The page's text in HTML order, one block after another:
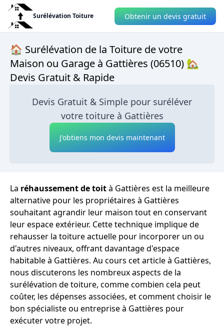
Surélévation Toiture Obtenir un devis gratuit
🏠 Surélévation de la Toiture de votre
Maison ou Garage à Gattières (06510) 🏡
Devis Gratuit & Rapide
Devis Gratuit & Simple pour suréléver
votre toiture à Gattières
J'obtiens mon devis maintenant
La réhaussement de toità Gattières est la meilleure
alternative pour les propriétaires à Gattières
souhaitant agrandir leur maison tout en conservant
leur espace extérieur. Cette technique implique de
rehausser la toiture actuelle pour incorporer un ou
d'autres niveaux, offrant davantage d'espace
habitable à Gattières. Au cours cet article à Gattières,
nous discuterons les nombreux aspects de la
surélévation de toiture, comme combien cela peut
coûter, les dépenses associées, et comment choisir le
bon spécialiste ou entreprise à Gattières pour
exécuter votre projet.